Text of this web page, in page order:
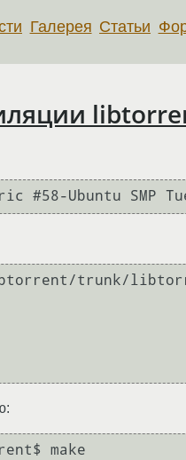
Галерея Статьи
#58-Ubuntu SMP
trunk/
make